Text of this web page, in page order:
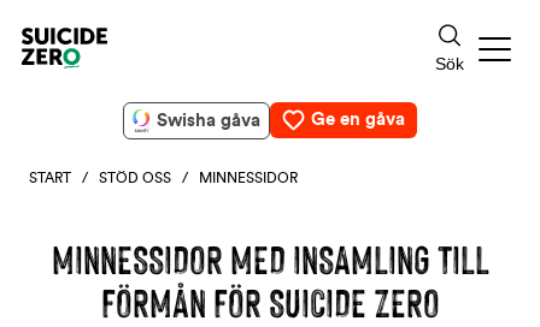
Swisha gåva Ge en gåva
START / STÖD OSS / MINNESSIDOR
MINNESSIDOR MED INSAMLING TILL
FÖRMÅN FÖR SUICIDE ZERO